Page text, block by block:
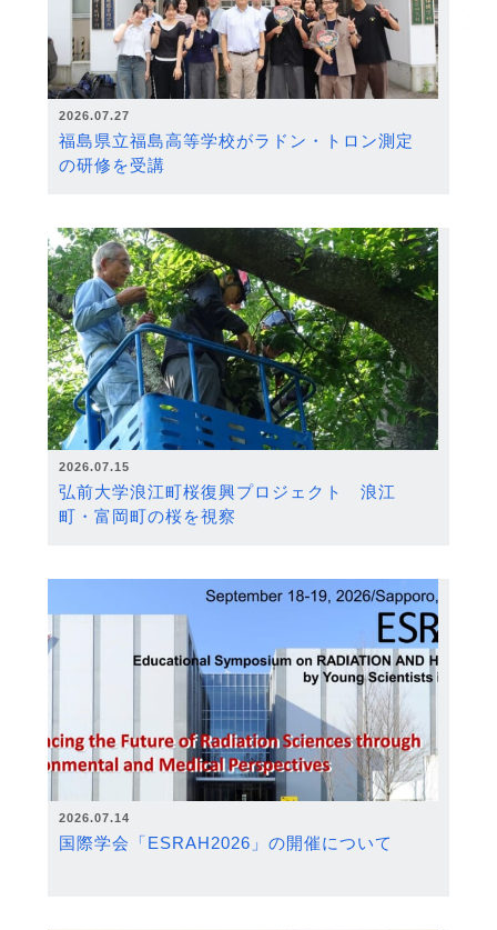
2026.07.27
福島県立福島高等学校がラドン・トロン測定
の研修を受講
2026.07.15
弘前大学浪江町桜復興プロジェクト 浪江
町・富岡町の桜を視察
2026.07.14
国際学会「ESRAH2026」の開催について